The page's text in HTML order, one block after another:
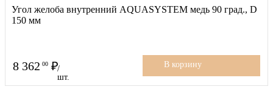
Угол желоба внутренний AQUASYSTEM медь 90 град., D
150 мм
8 362 00
/
шт.
В корзину